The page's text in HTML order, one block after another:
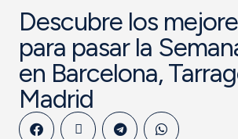
Descubre los
para pasar la
en Barcelona,
Madrid